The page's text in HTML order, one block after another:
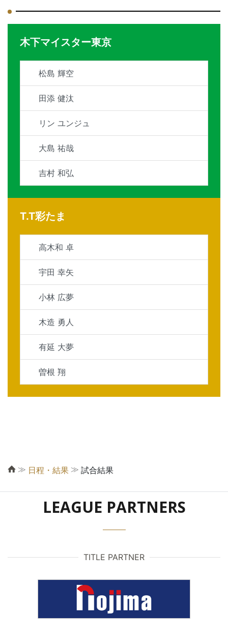
木下マイスター東京
松島 輝空
田添 健汰
リン ユンジュ
大島 祐哉
吉村 和弘
T.T彩たま
高木和 卓
宇田 幸矢
小林 広夢
木造 勇人
有延 大夢
曽根 翔
≫ 日程・結果 ≫ 試合結果
LEAGUE PARTNERS
TITLE PARTNER